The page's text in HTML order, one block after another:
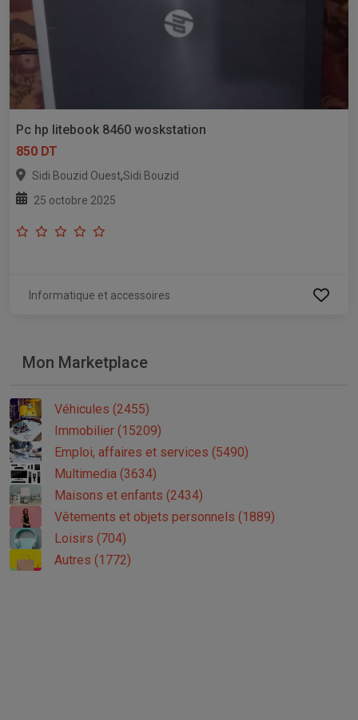
Pc hp litebook 8460 woskstation
850 DT
Sidi Bouzid Ouest,Sidi Bouzid
25 octobre 2025
Informatique et accessoires
Mon Marketplace
Véhicules (2455)
Immobilier (15209)
Emploi, affaires et services (5490)
Multimedia (3634)
Maisons et enfants (2434)
Vêtements et objets personnels (1889)
Loisirs (704)
Autres (1772)